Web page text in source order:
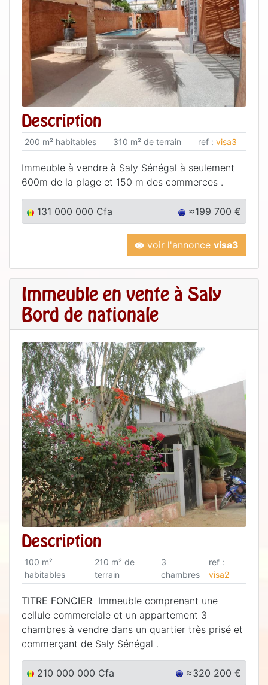
Description
200 m² habitables 310 m² de terrain ref : visa3
Immeuble à vendre à Saly Sénégal à seulement
600m de la plage et 150 m des commerces .
131 000 000 Cfa ≈199 700 €
voir l'annonce visa3
Immeuble en vente à Saly
Bord de nationale
Description
100 m²
habitables
210 m² de
terrain
3
chambres
ref :
visa2
TITRE FONCIER Immeuble comprenant une
cellule commerciale et un appartement 3
chambres à vendre dans un quartier très prisé et
commerçant de Saly Sénégal .
210 000 000 Cfa ≈320 200 €